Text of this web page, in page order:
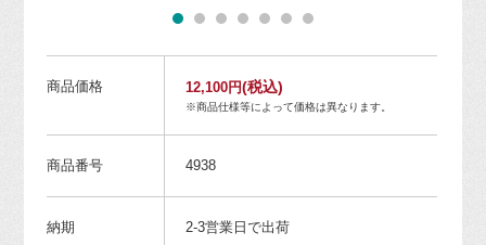
商品価格 12,100円(税込)
※商品仕様等によって価格は異なります。
商品番号 4938
納期 2-3営業日で出荷